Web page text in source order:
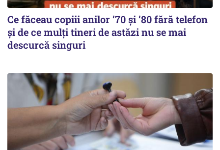
Ce făceau copiii anilor ’70 și ’80 fără telefon
și de ce mulți tineri de astăzi nu se mai
descurcă singuri